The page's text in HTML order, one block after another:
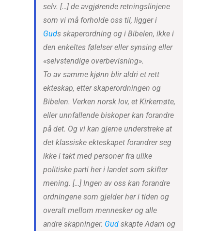
selv. […] de avgjørende retningslinjene
som vi må forholde oss til, ligger i
Guds skaperordning og i Bibelen, ikke i
den enkeltes følelser eller synsing eller
«selvstendige overbevisning».
To av samme kjønn blir aldri et rett
ekteskap, etter skaperordningen og
Bibelen. Verken norsk lov, et Kirkemøte,
eller unnfallende biskoper kan forandre
på det. Og vi kan gjerne understreke at
det klassiske ekteskapet forandrer seg
ikke i takt med personer fra ulike
politiske parti her i landet som skifter
mening. […] Ingen av oss kan forandre
ordningene som gjelder her i tiden og
overalt mellom mennesker og alle
andre skapninger. Gud skapte Adam og